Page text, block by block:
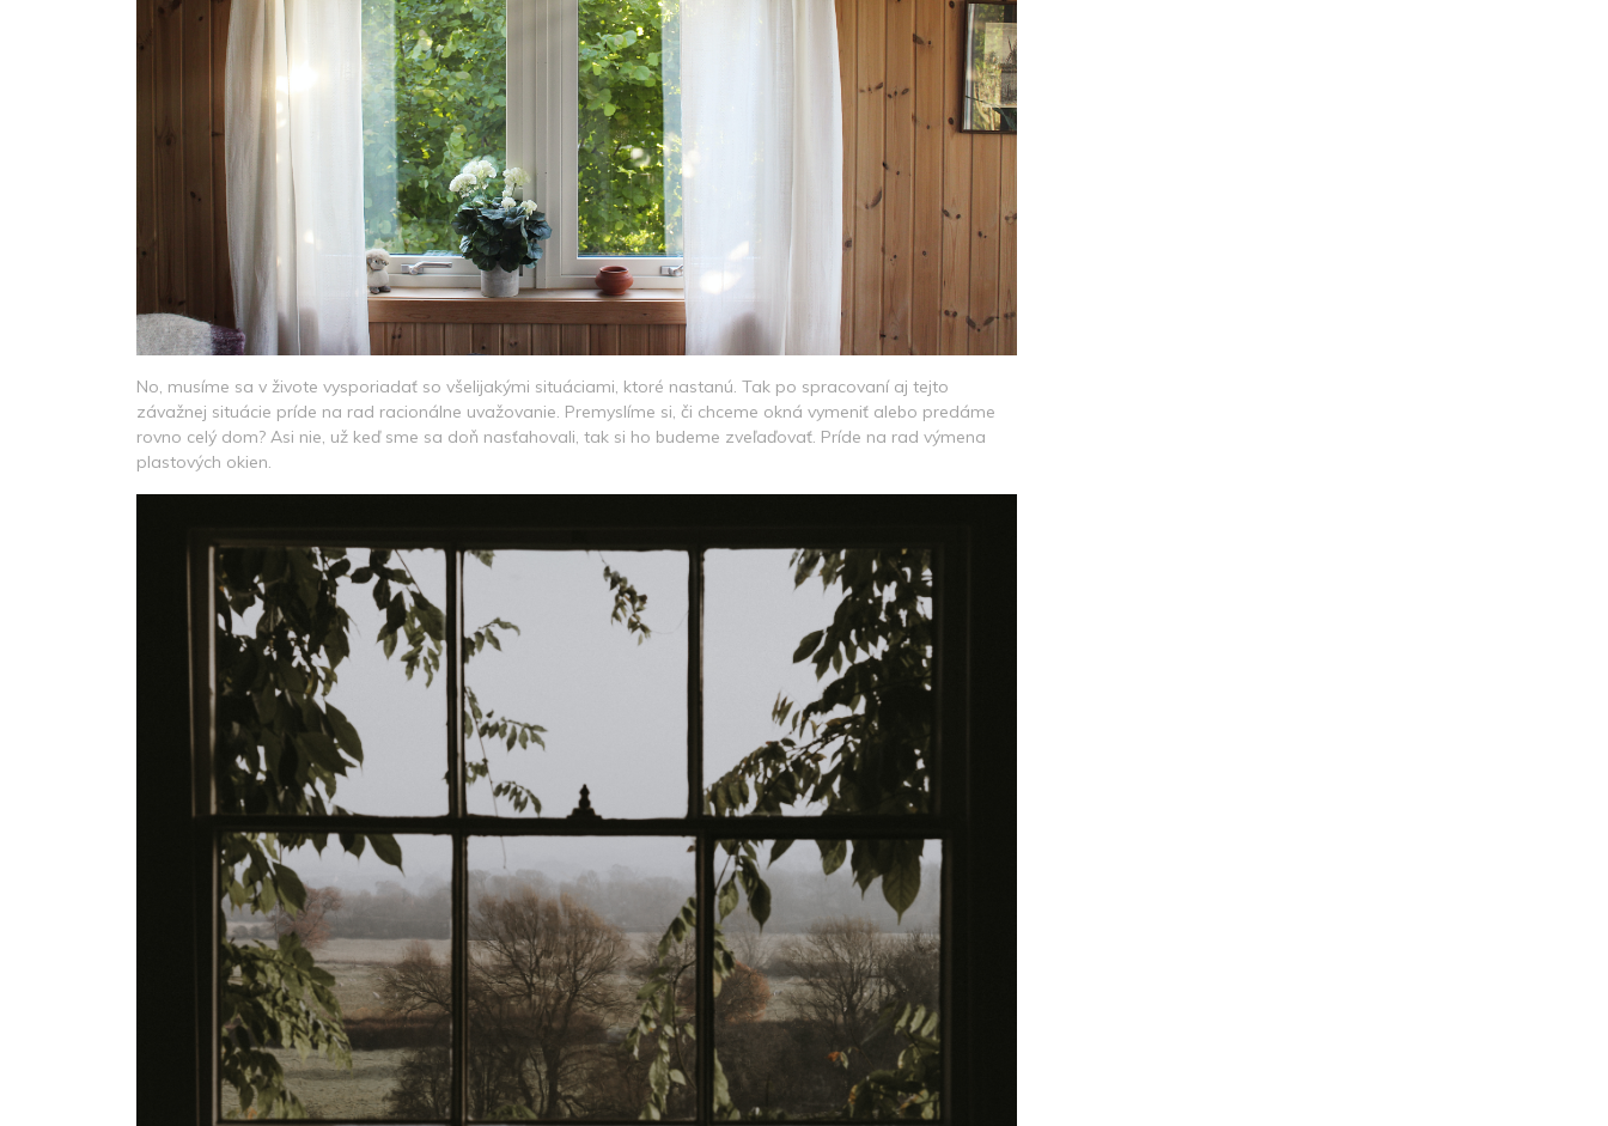
No, musíme sa v živote vysporiadať so všelijakými situáciami, ktoré nastanú. Tak po spracovaní aj tejto
závažnej situácie príde na rad racionálne uvažovanie. Premyslíme si, či chceme okná vymeniť alebo predáme
rovno celý dom? Asi nie, už keď sme sa doň nasťahovali, tak si ho budeme zveľaďovať. Príde na rad výmena
plastových okien.